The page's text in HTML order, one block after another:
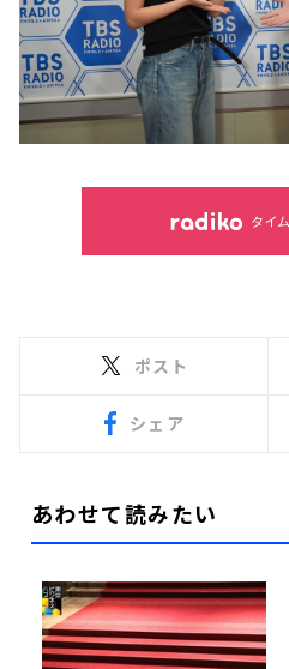
タイ
ポスト
シェア
あわせて読みたい